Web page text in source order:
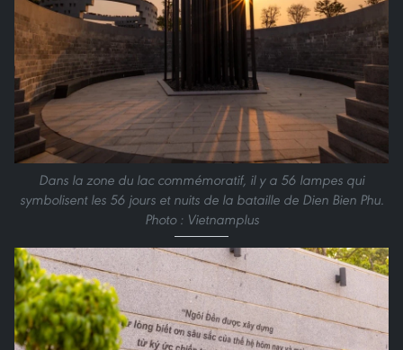
Dans la zone du lac commémoratif, il y a 56 lampes qui
symbolisent les 56 jours et nuits de la bataille de Dien Bien Phu.
Photo : Vietnamplus